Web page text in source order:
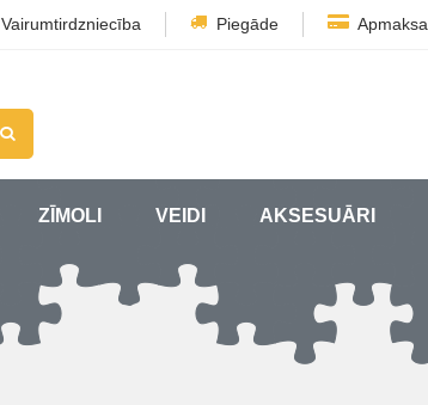
Vairumtirdzniecība Piegāde Apmaksa
ZĪMOLI VEIDI AKSESUĀRI